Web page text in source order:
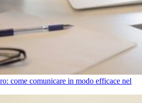
come comunicare in modo efficace nel